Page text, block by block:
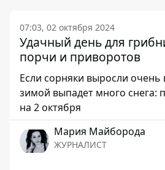
07:03, 02 октября 2024
Удачный день для
порчи и приворотов
Если сорняки выросли очень
зимой выпадет много снега:
на 2 октября
Мария Майборода
ЖУРНАЛИСТ